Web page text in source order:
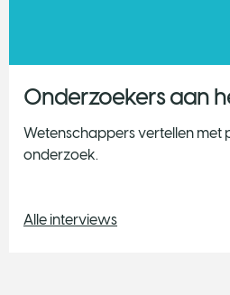
Onderzoekers aan
Wetenschappers vertellen met
onderzoek.
Alle interviews